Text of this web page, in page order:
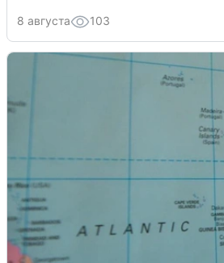
8 августа 103